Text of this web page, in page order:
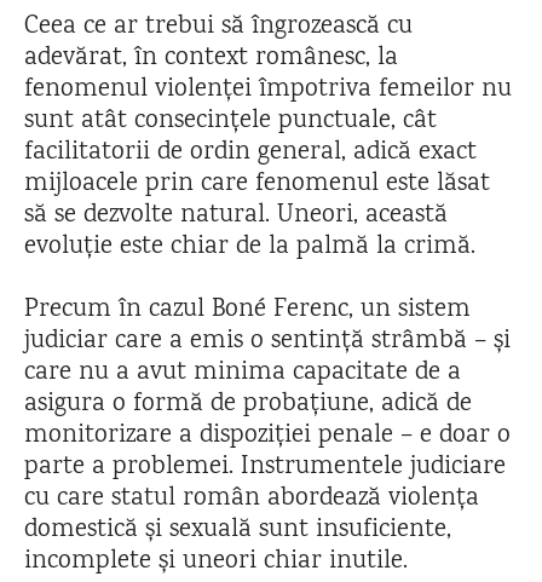
Ceea ce ar trebui să îngrozească cu
adevărat, în context românesc, la
fenomenul violenței împotriva femeilor nu
sunt atât consecințele punctuale, cât
facilitatorii de ordin general, adică exact
mijloacele prin care fenomenul este lăsat
să se dezvolte natural. Uneori, această
evoluție este chiar de la palmă la crimă.
Precum în cazul Boné Ferenc, un sistem
judiciar care a emis o sentință strâmbă – și
care nu a avut minima capacitate de a
asigura o formă de probațiune, adică de
monitorizare a dispoziției penale – e doar o
parte a problemei. Instrumentele judiciare
cu care statul român abordează violența
domestică și sexuală sunt insuficiente,
incomplete și uneori chiar inutile.